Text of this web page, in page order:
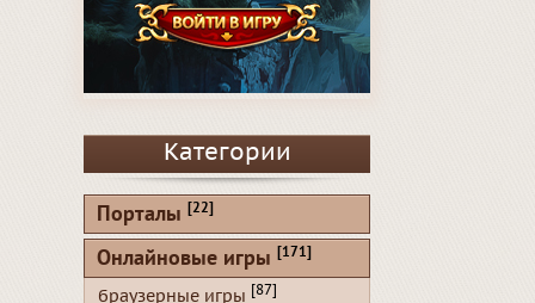
Категории
Порталы [22]
Онлайновые игры [171]
браузерные игры [87]